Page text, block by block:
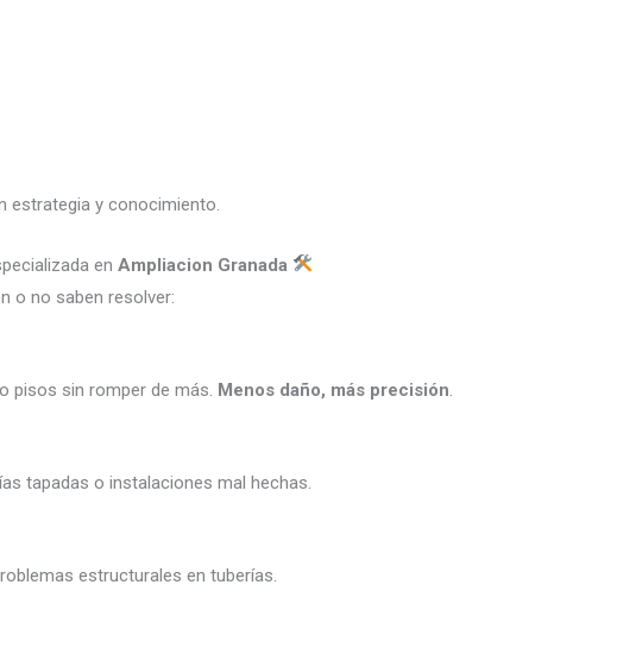
estrategia y conocimiento.
en Ampliacion Granada
o no saben resolver:
pisos sin romper de más. Menos daño, más precisión
tapadas o instalaciones mal hechas.
estructurales en tuberías.